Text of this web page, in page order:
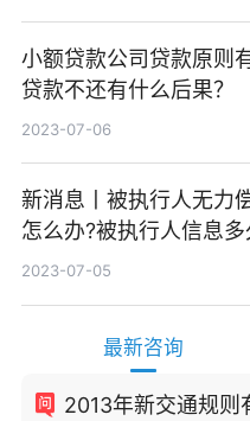
小额贷款公司贷款原则
贷款不还有什么后果？
2023-07-06
新消息丨被执行人无力
怎么办?被执行人信息
消除?
2023-07-05
最新咨询
2013年新交通规则